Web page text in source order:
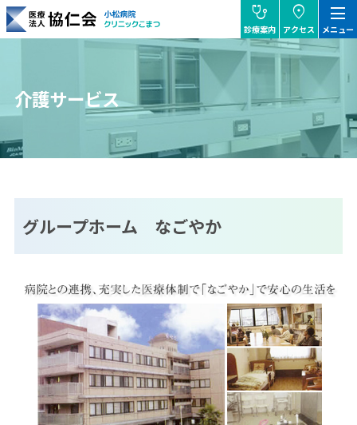
協仁会小松病院
stethoscope
診療案内
location_on
アクセス
dehaze
メニュー
介護サービス
グループホーム なごやか